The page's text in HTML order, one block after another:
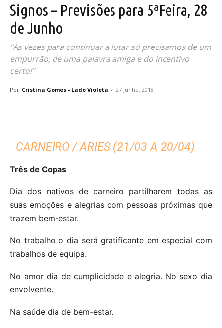
Signos – Previsões para 5ªFeira, 28
de Junho
"Às vezes para continuar a lutar só precisamos de um
empurrão, de uma palavra amiga e do incentivo
certo!"
Por Cristina Gomes - Lado Violeta - 27 Junho, 2018
CARNEIRO / ÁRIES (21/03 A 20/04)
Três de Copas
Dia dos nativos de carneiro partilharem todas as
suas emoções e alegrias com pessoas próximas que
trazem bem-estar.
No trabalho o dia será gratificante em especial com
trabalhos de equipa.
No amor dia de cumplicidade e alegria. No sexo dia
envolvente.
Na saúde dia de bem-estar.